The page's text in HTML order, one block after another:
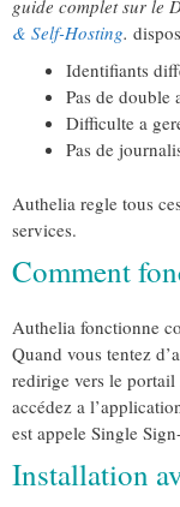
guide complet sur le
& Self-Hosting.
Identifiants
Pas de double
Difficulte a
Pas de
Authelia regle tous
services.
Comment
Authelia fonctionne
Quand vous tentez
redirige vers le
accédez a
est appele Single
Installation